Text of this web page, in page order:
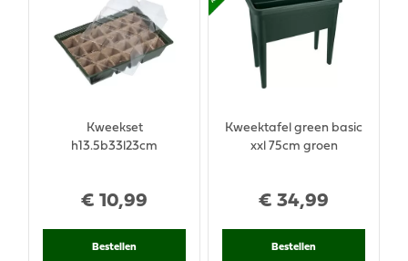
€ 10,99
Kweekset
h13.5b33l23cm
Bestellen
€ 34,99
Kweektafel green basic
xxl 75cm groen
Bestellen